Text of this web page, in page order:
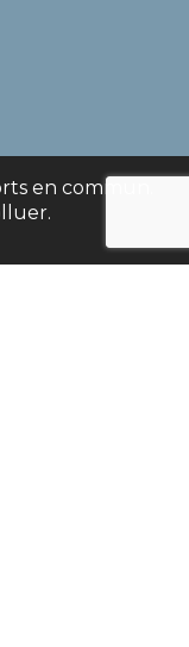
en commun.